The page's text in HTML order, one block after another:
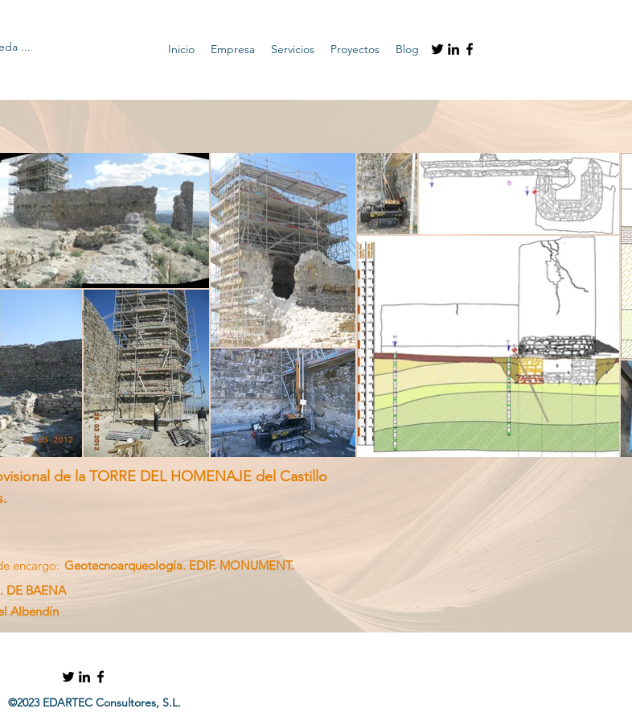
Inicio Empresa Servicios Proyectos Blog
de la TORRE DEL HOMENAJE del Castillo
encargo: Geotecnoarqueología. EDIF. MONUMENT.
DE BAENA
Albendín
©2023 EDARTEC Consultores, S.L.